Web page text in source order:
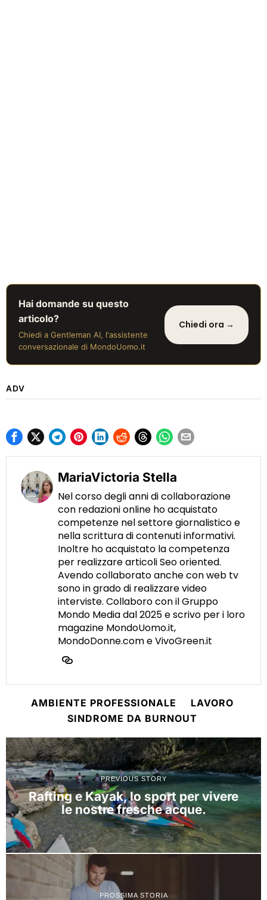
Hai domande su questo
articolo?
Chiedi a Gentleman AI, l'assistente
conversazionale di MondoUomo.it
Chiedi ora →
ADV
MariaVictoria Stella
Nel corso degli anni di collaborazione
con redazioni online ho acquistato
competenze nel settore giornalistico e
nella scrittura di contenuti informativi.
Inoltre ho acquistato la competenza
per realizzare articoli Seo oriented.
Avendo collaborato anche con web tv
sono in grado di realizzare video
interviste. Collaboro con il Gruppo
Mondo Media dal 2025 e scrivo per i loro
magazine MondoUomo.it,
MondoDonne.com e VivoGreen.it
AMBIENTE PROFESSIONALE
LAVORO
SINDROME DA BURNOUT
PREVIOUS STORY
Rafting e Kayak, lo sport per vivere
le nostre fresche acque.
PROSSIMA STORIA